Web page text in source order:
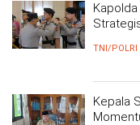
TNI/POLRI
Kepala